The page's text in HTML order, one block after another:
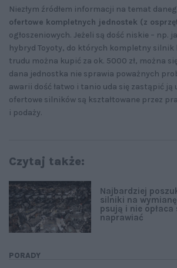
Niezłym źródłem informacji na temat
ofertowe kompletnych jednostek (z
ogłoszeniowych. Jeżeli są dość niskie – np.
hybryd Toyoty, do których kompletny silnik
trudu można kupić za ok. 5000 zł, można
dana jednostka nie sprawia poważnych
awarii dość łatwo i tanio uda się zastąpić ją
ofertowe silników są kształtowane przez
i podaży.
Czytaj także:
PORADY
Najbardziej
silniki na
psują i nie opłaca
naprawiać